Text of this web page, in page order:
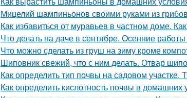
Мицелий шампиньонов своими руками из
Как избавиться от муравьев в частном доме.
Что делать на даче в сентябре. Осенние
Что можно сделать из груш на зиму кроме
Шиповник свежий, что с ним делать. Отвар
Как определить тип почвы на садовом
Как определить кислотность почвы в домашних